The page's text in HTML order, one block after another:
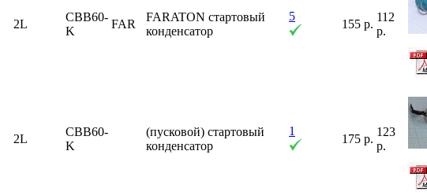
2L
CBB60-
K
FAR
FARATON стартовый
конденсатор
5
155 р.
112
р.
2L
CBB60-
K
(пусковой) стартовый
конденсатор
1
175 р.
123
р.